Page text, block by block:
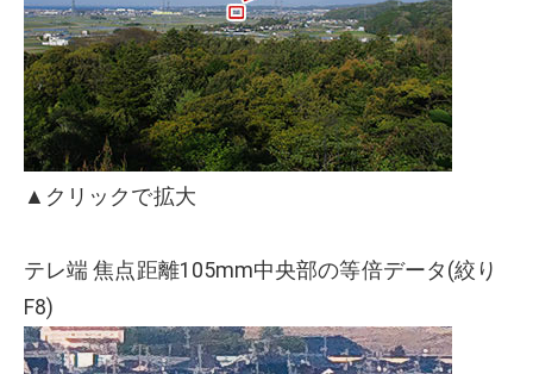
▲クリックで拡大
テレ端 焦点距離105mm中央部の等倍データ(絞り
F8)